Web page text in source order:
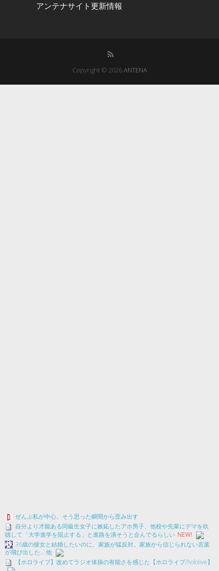
アンテナサイト更新情報
Copyright © 2026ANTENA
ぜんぶ私が中心、そう思った瞬間から歪み出す
自分より才能ある同級生女子に嫉妬したアホ男子、他校や先輩にデマを吹
聴して「大学進学を阻止する」と進路を潰そうと企んでるらしい NEW!
36歳の彼女と結婚したいのに、家族が猛反対。家族から信じられない言葉
が飛び出した… 他
【ホロライブ】改めてラジオ体操の有能さを感じた【ホロライブ/hololive】